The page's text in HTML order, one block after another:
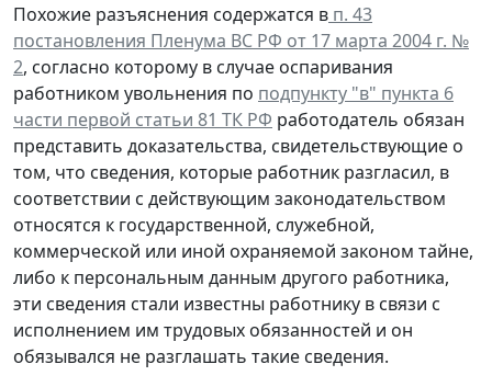
Похожие разъяснения содержатся в п. 43
постановления Пленума ВС РФ от 17 марта 2004 г. №
2, согласно которому в случае оспаривания
работником увольнения по подпункту "в" пункта 6
части первой статьи 81 ТК РФ работодатель обязан
представить доказательства, свидетельствующие о
том, что сведения, которые работник разгласил, в
соответствии с действующим законодательством
относятся к государственной, служебной,
коммерческой или иной охраняемой законом тайне,
либо к персональным данным другого работника,
эти сведения стали известны работнику в связи с
исполнением им трудовых обязанностей и он
обязывался не разглашать такие сведения.